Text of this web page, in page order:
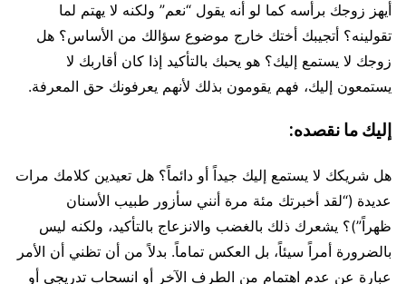
أيهز زوجك برأسه كما لو أنه يقول “نعم” ولكنه لا يهتم لما
تقولينه؟ أتجيبك أختك خارج موضوع سؤالك من الأساس؟ هل
زوجك لا يستمع إليك؟ هو يحبك بالتأكيد إذا كان أقاربك لا
يستمعون إليك، فهم يقومون بذلك لأنهم يعرفونك حق المعرفة.
إليك ما نقصده:
هل شريكك لا يستمع إليك جيداً أو دائماً؟ هل تعيدين كلامك مرات
عديدة (“لقد أخبرتك مئة مرة أنني سأزور طبيب الأسنان
ظهراً”)؟ يشعرك ذلك بالغضب والانزعاج بالتأكيد، ولكنه ليس
بالضرورة أمراً سيئاً، بل العكس تماماً. بدلاً من أن تظني أن الأمر
عبارة عن عدم اهتمام من الطرف الآخر أو انسحاب تدريجي أو